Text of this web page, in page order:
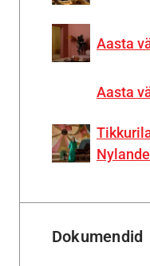
Aasta
Aasta
Dokumendid